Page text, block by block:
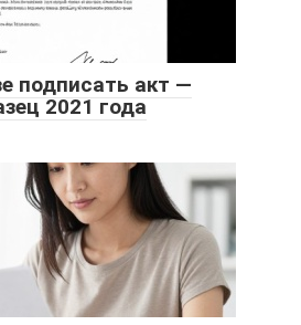
подписать акт —
2021 года